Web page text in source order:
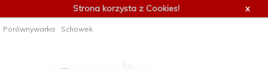
Strona korzysta z Cookies! x
Porównywarka Schowek